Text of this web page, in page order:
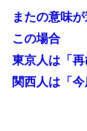
またの意味
この場合
東京人は「
関西人は「